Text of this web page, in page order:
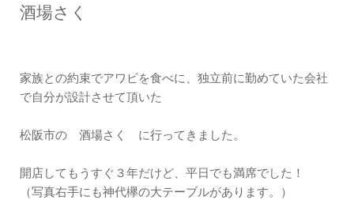
酒場さく
家族との約束でアワビを食べに、独立前に勤めていた会社
で自分が設計させて頂いた
松阪市の 酒場さく に行ってきました。
開店してもうすぐ３年だけど、平日でも満席でした！
（写真右手にも神代欅の大テーブルがあります。）